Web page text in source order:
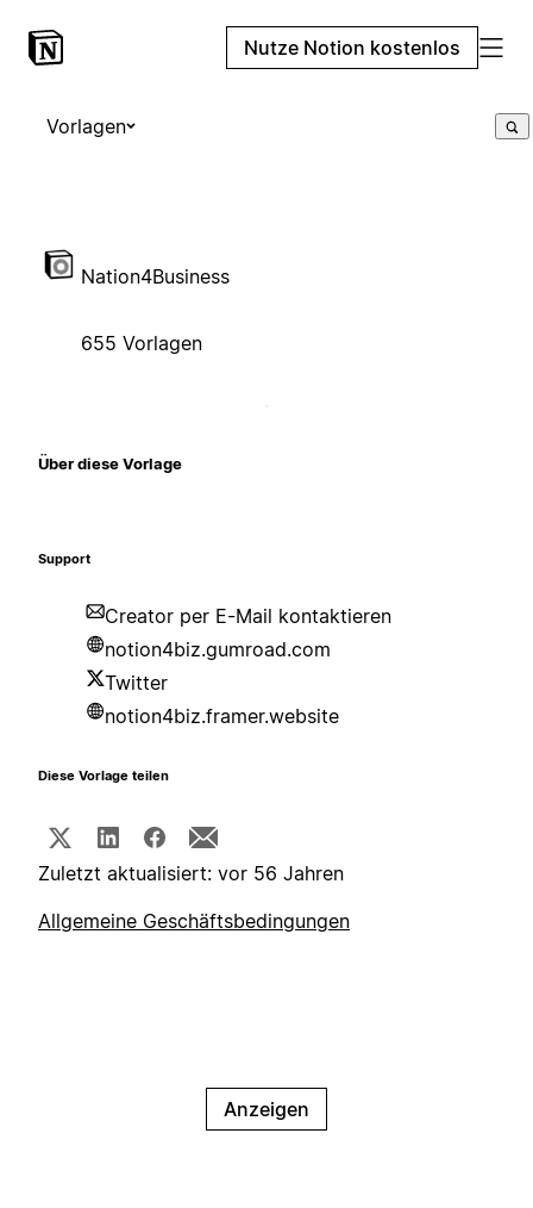
Nutze Notion kostenlos
Vorlagen
Nation4Business
655 Vorlagen
Über diese Vorlage
Support
Creator per E-Mail kontaktieren
notion4biz.gumroad.com
Twitter
notion4biz.framer.website
Diese Vorlage teilen
Zuletzt aktualisiert: vor 56 Jahren
Allgemeine Geschäftsbedingungen
Anzeigen